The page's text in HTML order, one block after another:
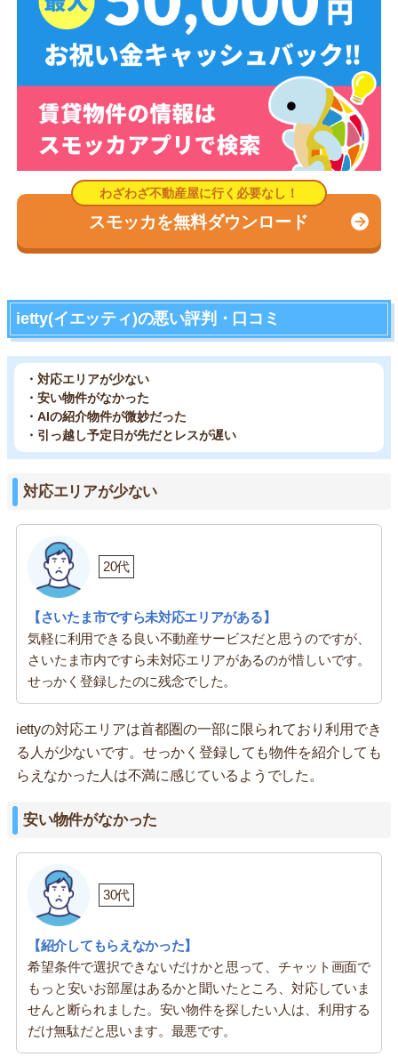
スモッカを無料ダウンロード
ietty(イエッティ)の悪い評判・口コミ
・対応エリアが少ない
・安い物件がなかった
・AIの紹介物件が微妙だった
・引っ越し予定日が先だとレスが遅い
対応エリアが少ない
20代
【さいたま市ですら未対応エリアがある】
気軽に利用できる良い不動産サービスだと思うのですが、
さいたま市内ですら未対応エリアがあるのが惜しいです。
せっかく登録したのに残念でした。
iettyの対応エリアは首都圏の一部に限られており利用でき
る人が少ないです。せっかく登録しても物件を紹介しても
らえなかった人は不満に感じているようでした。
安い物件がなかった
30代
【紹介してもらえなかった】
希望条件で選択できないだけかと思って、チャット画面で
もっと安いお部屋はあるかと聞いたところ、対応していま
せんと断られました。安い物件を探したい人は、利用する
だけ無駄だと思います。最悪です。